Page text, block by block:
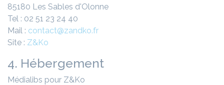
85180 Les Sables d'Olonne
Tel : 02 51 23 24 40
Mail : contact@zandko.fr
Site : Z&Ko
4. Hébergement
Médialibs pour Z&Ko